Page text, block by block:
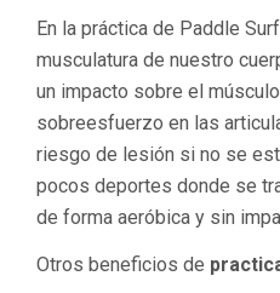
En la práctica de Paddle
musculatura de nuestro
un impacto sobre el
sobreesfuerzo en las
riesgo de lesión si no se
pocos deportes donde se
de forma aeróbica y sin
Otros beneficios de